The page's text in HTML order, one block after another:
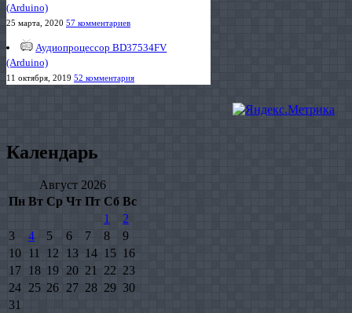
(Arduino)
25 марта, 2020 57 комментариев
Аудиопроцессор BD37534FV
(Arduino)
11 октября, 2019 52 комментария
Календарь
Август 2026
Пн Вт Ср Чт Пт Сб Вс
1
2
3
4 5 6 7 8
9
10 11 12 13 14 15 16
17 18 19 20 21 22 23
24 25 26 27 28 29 30
31